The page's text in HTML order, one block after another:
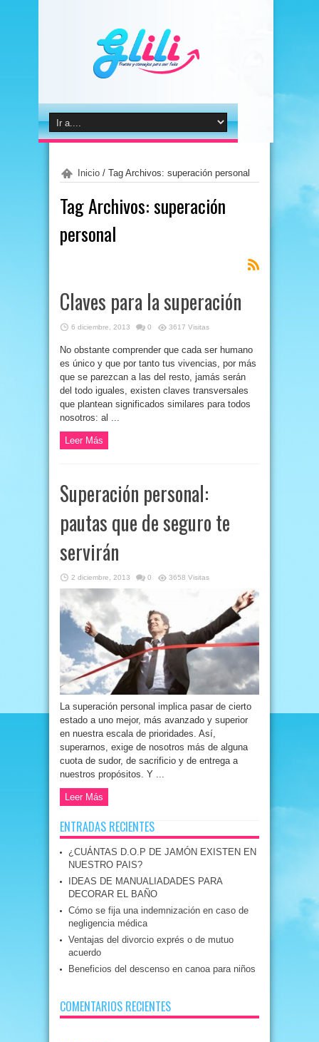
Inicio / Tag Archivos: superación personal
Tag Archivos:superación
personal
Claves para la superación
6 diciembre, 2013 0 3617 Visitas
No obstante comprender que cada ser humano
es único y que por tanto tus vivencias, por más
que se parezcan a las del resto, jamás serán
del todo iguales, existen claves transversales
que plantean significados similares para todos
nosotros: al ...
Leer Más
Superación personal:
pautas que de seguro te
servirán
2 diciembre, 2013 0 3658 Visitas
La superación personal implica pasar de cierto
estado a uno mejor, más avanzado y superior
en nuestra escala de prioridades. Así,
superarnos, exige de nosotros más de alguna
cuota de sudor, de sacrificio y de entrega a
nuestros propósitos. Y ...
Leer Más
ENTRADAS RECIENTES
¿CUÁNTAS D.O.P DE JAMÓN EXISTEN EN
NUESTRO PAIS?
IDEAS DE MANUALIADADES PARA
DECORAR EL BAÑO
Cómo se fija una indemnización en caso de
negligencia médica
Ventajas del divorcio exprés o de mutuo
acuerdo
Beneficios del descenso en canoa para niños
COMENTARIOS RECIENTES